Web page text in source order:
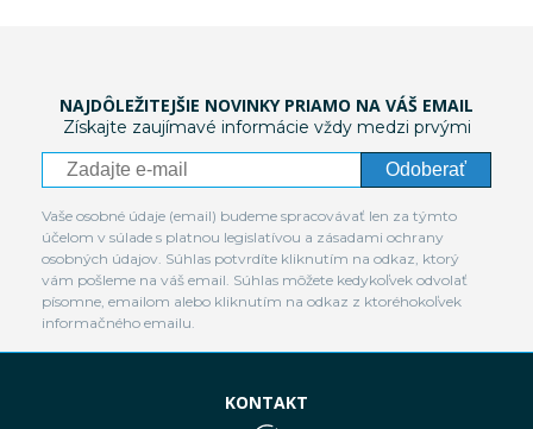
NAJDÔLEŽITEJŠIE NOVINKY PRIAMO NA VÁŠ EMAIL
Získajte zaujímavé informácie vždy medzi prvými
Odoberať
Vaše osobné údaje (email) budeme spracovávať len za týmto
účelom v súlade s platnou legislatívou a zásadami ochrany
osobných údajov. Súhlas potvrdíte kliknutím na odkaz, ktorý
vám pošleme na váš email. Súhlas môžete kedykoľvek odvolať
písomne, emailom alebo kliknutím na odkaz z ktoréhokoľvek
informačného emailu.
KONTAKT